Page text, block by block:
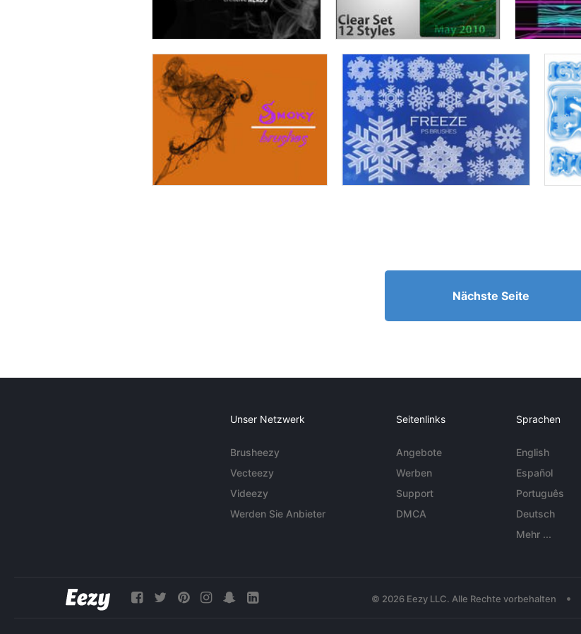
Nächste Seite
Unser Netzwerk
Brusheezy
Vecteezy
Videezy
Werden Sie Anbieter
Seitenlinks
Angebote
Werben
Support
DMCA
Sprachen
English
Español
Português
Deutsch
Mehr ...
© 2026 Eezy LLC. Alle Rechte vorbehalten •